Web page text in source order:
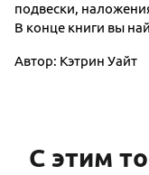
подвески,
В конце книги вы
Автор: Кэтрин Уайт
С этим